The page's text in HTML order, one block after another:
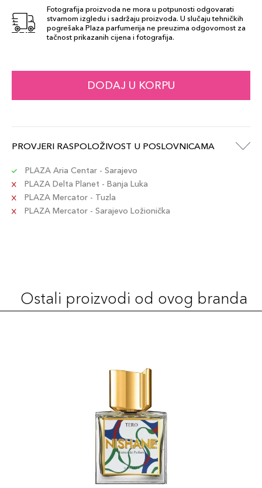
Fotografija proizvoda ne mora u potpunosti odgovarati
stvarnom izgledu i sadržaju proizvoda. U slučaju tehničkih
pogrešaka Plaza parfumerija ne preuzima odgovornost za
tačnost prikazanih cijena i fotografija.
DODAJ U KORPU
PROVJERI RASPOLOŽIVOST U POSLOVNICAMA
PLAZA Aria Centar - Sarajevo
PLAZA Delta Planet - Banja Luka
PLAZA Mercator - Tuzla
PLAZA Mercator - Sarajevo Ložionička
Ostali proizvodi od ovog branda